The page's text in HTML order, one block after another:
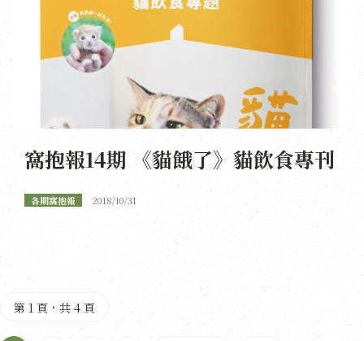
窩抱報14期 《貓餓了》貓飲食專刊
各期窩抱報 2018/10/31
第 1 頁，共 4 頁